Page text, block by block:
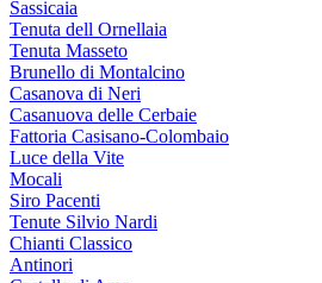
Sassicaia
Tenuta dell Ornellaia
Tenuta Masseto
Brunello di Montalcino
Casanova di Neri
Casanuova delle Cerbaie
Fattoria Casisano-Colombaio
Luce della Vite
Mocali
Siro Pacenti
Tenute Silvio Nardi
Chianti Classico
Antinori